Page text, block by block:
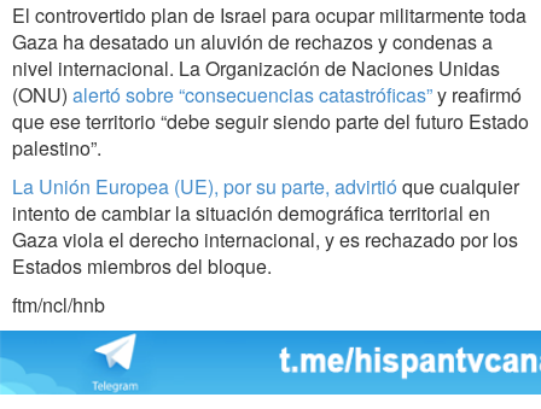
El controvertido plan de Israel para ocupar militarmente toda
Gaza ha desatado un aluvión de rechazos y condenas a
nivel internacional. La Organización de Naciones Unidas
(ONU) alertó sobre “consecuencias catastróficas”y reafirmó
que ese territorio “debe seguir siendo parte del futuro Estado
palestino”.
La Unión Europea (UE), por su parte, advirtió que cualquier
intento de cambiar la situación demográfica territorial en
Gaza viola el derecho internacional, y es rechazado por los
Estados miembros del bloque.
ftm/ncl/hnb